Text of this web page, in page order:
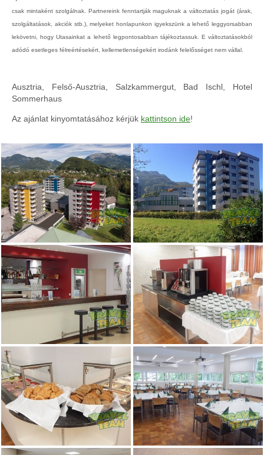
csak mintaként szolgálnak. Partnereink fenntartják maguknak a változtatás jogát (árak,
szolgáltatások, akciók stb.), melyeket honlapunkon igyekszünk a lehető leggyorsabban
lekövetni, hogy Utasainkat a lehető legpontosabban tájékoztassuk. E változtatásokból
adódó esetleges félreértésekért, kellemetlenségekért irodánk felelősséget nem vállal.
Ausztria, Felső-Ausztria, Salzkammergut, Bad Ischl, Hotel
Sommerhaus
Az ajánlat kinyomtatásához kérjük kattintson ide!